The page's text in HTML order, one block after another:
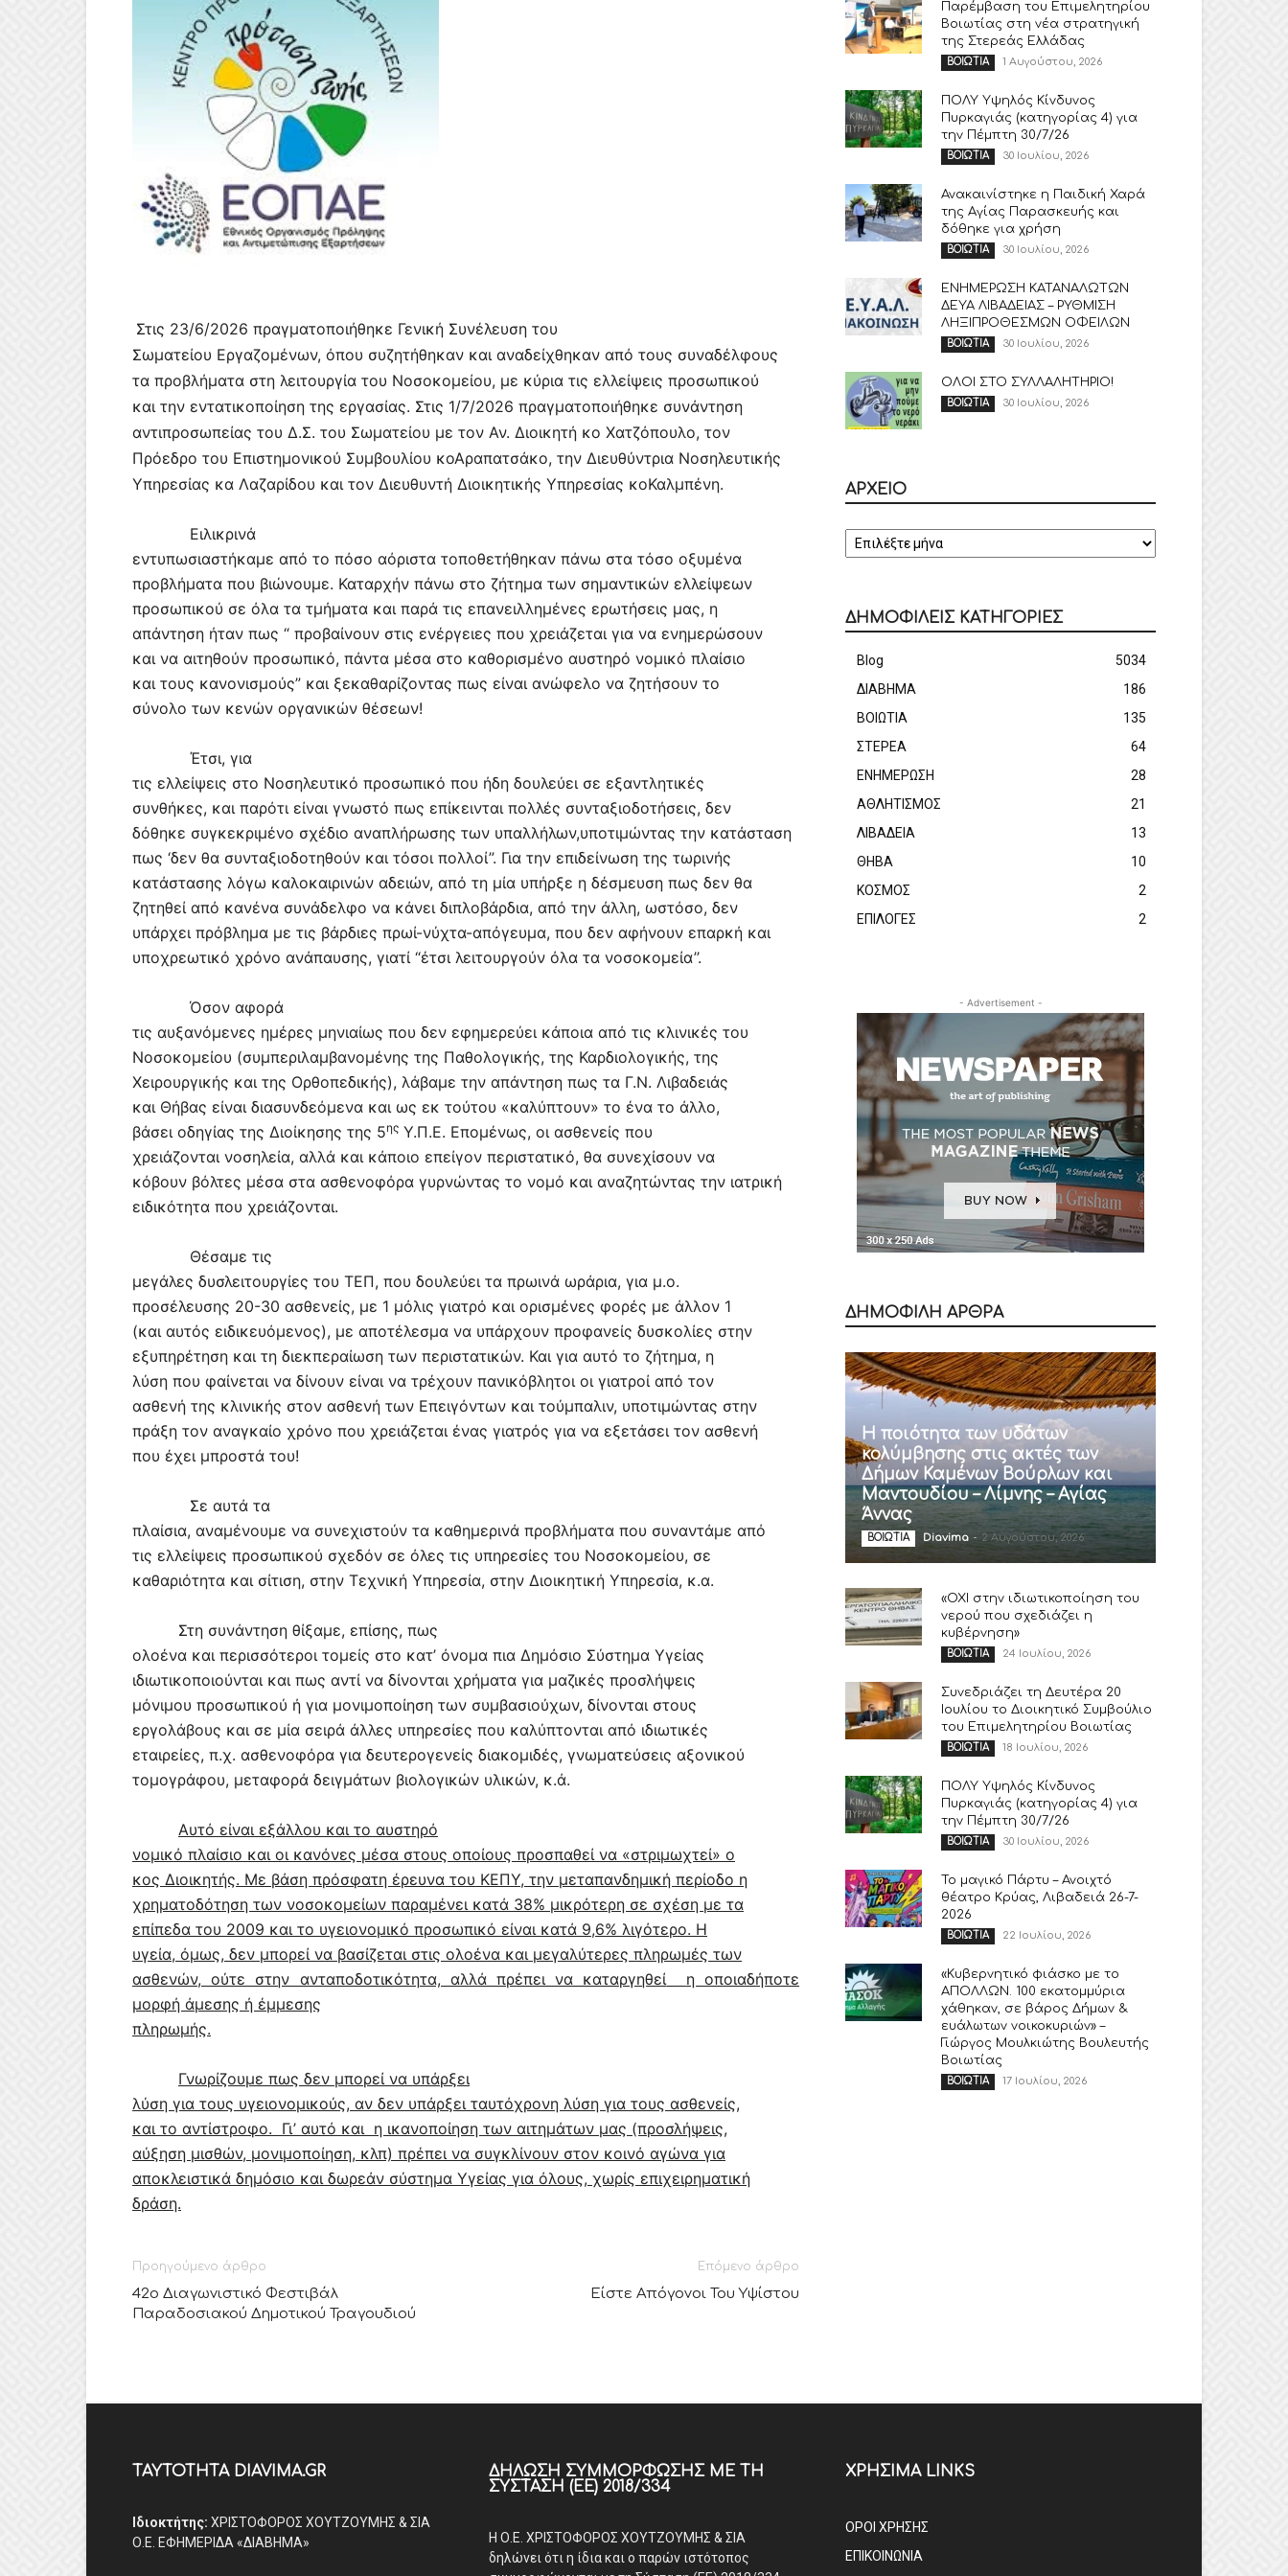
Στις 23/6/2026 πραγματοποιήθηκε Γενική Συνέλευση του
Σωματείου Εργαζομένων, όπου συζητήθηκαν και αναδείχθηκαν από τους συναδέλφους
τα προβλήματα στη λειτουργία του Νοσοκομείου, με κύρια τις ελλείψεις προσωπικού
και την εντατικοποίηση της εργασίας. Στις 1/7/2026 πραγματοποιήθηκε συνάντηση
αντιπροσωπείας του Δ.Σ. του Σωματείου με τον Αν. Διοικητή κο Χατζόπουλο, τον
Πρόεδρο του Επιστημονικού Συμβουλίου κοΑραπατσάκο, την Διευθύντρια Νοσηλευτικής
Υπηρεσίας κα Λαζαρίδου και τον Διευθυντή Διοικητικής Υπηρεσίας κοΚαλμπένη.
Ειλικρινά
εντυπωσιαστήκαμε από το πόσο αόριστα τοποθετήθηκαν πάνω στα τόσο οξυμένα
προβλήματα που βιώνουμε. Καταρχήν πάνω στο ζήτημα των σημαντικών ελλείψεων
προσωπικού σε όλα τα τμήματα και παρά τις επανειλλημένες ερωτήσεις μας, η
απάντηση ήταν πως “ προβαίνουν στις ενέργειες που χρειάζεται για να ενημερώσουν
και να αιτηθούν προσωπικό, πάντα μέσα στο καθορισμένο αυστηρό νομικό πλαίσιο
και τους κανονισμούς” και ξεκαθαρίζοντας πως είναι ανώφελο να ζητήσουν το
σύνολο των κενών οργανικών θέσεων!
Έτσι, για
τις ελλείψεις στο Νοσηλευτικό προσωπικό που ήδη δουλεύει σε εξαντλητικές
συνθήκες, και παρότι είναι γνωστό πως επίκεινται πολλές συνταξιοδοτήσεις, δεν
δόθηκε συγκεκριμένο σχέδιο αναπλήρωσης των υπαλλήλων,υποτιμώντας την κατάσταση
πως ‘δεν θα συνταξιοδοτηθούν και τόσοι πολλοί”. Για την επιδείνωση της τωρινής
κατάστασης λόγω καλοκαιρινών αδειών, από τη μία υπήρξε η δέσμευση πως δεν θα
ζητηθεί από κανένα συνάδελφο να κάνει διπλοβάρδια, από την άλλη, ωστόσο, δεν
υπάρχει πρόβλημα με τις βάρδιες πρωί-νύχτα-απόγευμα, που δεν αφήνουν επαρκή και
υποχρεωτικό χρόνο ανάπαυσης, γιατί “έτσι λειτουργούν όλα τα νοσοκομεία’’.
Όσον αφορά
τις αυξανόμενες ημέρες μηνιαίως που δεν εφημερεύει κάποια από τις κλινικές του
Νοσοκομείου (συμπεριλαμβανομένης της Παθολογικής, της Καρδιολογικής, της
Χειρουργικής και της Ορθοπεδικής), λάβαμε την απάντηση πως τα Γ.Ν. Λιβαδειάς
και Θήβας είναι διασυνδεόμενα και ως εκ τούτου «καλύπτουν» το ένα το άλλο,
βάσει οδηγίας της Διοίκησης της 5ης Υ.Π.Ε. Επομένως, οι ασθενείς που
χρειάζονται νοσηλεία, αλλά και κάποιο επείγον περιστατικό, θα συνεχίσουν να
κόβουν βόλτες μέσα στα ασθενοφόρα γυρνώντας το νομό και αναζητώντας την ιατρική
ειδικότητα που χρειάζονται.
Θέσαμε τις
μεγάλες δυσλειτουργίες του ΤΕΠ, που δουλεύει τα πρωινά ωράρια, για μ.ο.
προσέλευσης 20-30 ασθενείς, με 1 μόλις γιατρό και ορισμένες φορές με άλλον 1
(και αυτός ειδικευόμενος), με αποτέλεσμα να υπάρχουν προφανείς δυσκολίες στην
εξυπηρέτηση και τη διεκπεραίωση των περιστατικών. Και για αυτό το ζήτημα, η
λύση που φαίνεται να δίνουν είναι να τρέχουν πανικόβλητοι οι γιατροί από τον
ασθενή της κλινικής στον ασθενή των Επειγόντων και τούμπαλιν, υποτιμώντας στην
πράξη τον αναγκαίο χρόνο που χρειάζεται ένας γιατρός για να εξετάσει τον ασθενή
που έχει μπροστά του!
Σε αυτά τα
πλαίσια, αναμένουμε να συνεχιστούν τα καθημερινά προβλήματα που συναντάμε από
τις ελλείψεις προσωπικού σχεδόν σε όλες τις υπηρεσίες του Νοσοκομείου, σε
καθαριότητα και σίτιση, στην Τεχνική Υπηρεσία, στην Διοικητική Υπηρεσία, κ.α.
Στη συνάντηση θίξαμε, επίσης, πως
ολοένα και περισσότεροι τομείς στο κατ’ όνομα πια Δημόσιο Σύστημα Υγείας
ιδιωτικοποιούνται και πως αντί να δίνονται χρήματα για μαζικές προσλήψεις
μόνιμου προσωπικού ή για μονιμοποίηση των συμβασιούχων, δίνονται στους
εργολάβους και σε μία σειρά άλλες υπηρεσίες που καλύπτονται από ιδιωτικές
εταιρείες, π.χ. ασθενοφόρα για δευτερογενείς διακομιδές, γνωματεύσεις αξονικού
τομογράφου, μεταφορά δειγμάτων βιολογικών υλικών, κ.ά.
Αυτό είναι εξάλλου και το αυστηρό
νομικό πλαίσιο και οι κανόνες μέσα στους οποίους προσπαθεί να «στριμωχτεί» ο
κος Διοικητής. Με βάση πρόσφατη έρευνα του ΚΕΠΥ, την μεταπανδημική περίοδο η
χρηματοδότηση των νοσοκομείων παραμένει κατά 38% μικρότερη σε σχέση με τα
επίπεδα του 2009 και το υγειονομικό προσωπικό είναι κατά 9,6% λιγότερο. Η
υγεία, όμως, δεν μπορεί να βασίζεται στις ολοένα και μεγαλύτερες πληρωμές των
ασθενών, ούτε στην ανταποδοτικότητα, αλλά πρέπει να καταργηθεί
η οποιαδήποτε
μορφή άμεσης ή έμμεσης
πληρωμής.
Γνωρίζουμε πως δεν μπορεί να υπάρξει
λύση για τους υγειονομικούς, αν δεν υπάρξει ταυτόχρονη λύση για τους ασθενείς,
και το αντίστροφο. Γι’ αυτό και η ικανοποίηση των αιτημάτων μας (προσλήψεις,
αύξηση μισθών, μονιμοποίηση, κλπ) πρέπει να συγκλίνουν στον κοινό αγώνα για
αποκλειστικά δημόσιο και δωρεάν σύστημα Υγείας για όλους, χωρίς επιχειρηματική
δράση.
Προηγούμενο άρθρο
42ο Διαγωνιστικό Φεστιβάλ
Παραδοσιακού Δημοτικού Τραγουδιού
Επόμενο άρθρο
Είστε Απόγονοι Του Υψίστου
Παρέμβαση του Επιμελητηρίου
Βοιωτίας στη νέα στρατηγική
της Στερεάς Ελλάδας
ΒΟΙΩΤΙΑ 1 Αυγούστου, 2026
ΠΟΛΥ Υψηλός Κίνδυνος
Πυρκαγιάς (κατηγορίας 4) για
την Πέμπτη 30/7/26
ΒΟΙΩΤΙΑ 30 Ιουλίου, 2026
Ανακαινίστηκε η Παιδική Χαρά
της Αγίας Παρασκευής και
δόθηκε για χρήση
ΒΟΙΩΤΙΑ 30 Ιουλίου, 2026
ΕΝΗΜΕΡΩΣΗ ΚΑΤΑΝΑΛΩΤΩΝ
ΔΕΥΑ ΛΙΒΑΔΕΙΑΣ – ΡΥΘΜΙΣΗ
ΛΗΞΙΠΡΟΘΕΣΜΩΝ ΟΦΕΙΛΩΝ
ΒΟΙΩΤΙΑ 30 Ιουλίου, 2026
ΟΛΟΙ ΣΤΟ ΣΥΛΛΑΛΗΤΗΡΙΟ!
ΒΟΙΩΤΙΑ 30 Ιουλίου, 2026
ΑΡΧΕΙΟ
ΔΗΜΟΦΙΛΕΙΣ ΚΑΤΗΓΟΡΙΕΣ
Blog
5034
ΔΙΑΒΗΜΑ
186
ΒΟΙΩΤΙΑ
135
ΣΤΕΡΕΑ
64
ΕΝΗΜΕΡΩΣΗ
28
ΑΘΛΗΤΙΣΜΟΣ
21
ΛΙΒΑΔΕΙΑ
13
ΘΗΒΑ
10
ΚΟΣΜΟΣ
2
ΕΠΙΛΟΓΕΣ
2
- Advertisement -
ΔΗΜΟΦΙΛΗ ΑΡΘΡΑ
Η ποιότητα των υδάτων
κολύμβησης στις ακτές των
Δήμων Καμένων Βούρλων και
Μαντουδίου – Λίμνης – Αγίας
Άννας
ΒΟΙΩΤΙΑ Diavima - 2 Αυγούστου, 2026
«ΟΧΙ στην ιδιωτικοποίηση του
νερού που σχεδιάζει η
κυβέρνηση»
ΒΟΙΩΤΙΑ 24 Ιουλίου, 2026
Συνεδριάζει τη Δευτέρα 20
Ιουλίου το Διοικητικό Συμβούλιο
του Επιμελητηρίου Βοιωτίας
ΒΟΙΩΤΙΑ 18 Ιουλίου, 2026
ΠΟΛΥ Υψηλός Κίνδυνος
Πυρκαγιάς (κατηγορίας 4) για
την Πέμπτη 30/7/26
ΒΟΙΩΤΙΑ 30 Ιουλίου, 2026
Το μαγικό Πάρτυ – Ανοιχτό
θέατρο Κρύας, Λιβαδειά 26-7-
2026
ΒΟΙΩΤΙΑ 22 Ιουλίου, 2026
«Κυβερνητικό φιάσκο με το
ΑΠΟΛΛΩΝ. 100 εκατομμύρια
χάθηκαν, σε βάρος Δήμων &
ευάλωτων νοικοκυριών» –
Γιώργος Μουλκιώτης Βουλευτής
Βοιωτίας
ΒΟΙΩΤΙΑ 17 Ιουλίου, 2026
ΤΑΥΤΟΤΗΤΑ DIAVIMA.GR
Ιδιοκτήτης: ΧΡΙΣΤΟΦΟΡΟΣ ΧΟΥΤΖΟΥΜΗΣ & ΣΙΑ
Ο.Ε. ΕΦΗΜΕΡΙΔΑ «ΔΙΑΒΗΜΑ»
ΔΉΛΩΣΗ ΣΥΜΜΌΡΦΩΣΗΣ ΜΕ ΤΗ
ΣΎΣΤΑΣΗ (ΕΕ) 2018/334
Η Ο.Ε. ΧΡΙΣΤΟΦΟΡΟΣ ΧΟΥΤΖΟΥΜΗΣ & ΣΙΑ
δηλώνει ότι η ίδια και ο παρών ιστότοπος
ΧΡΗΣΙΜΑ LINKS
ΟΡΟΙ ΧΡΗΣΗΣ
ΕΠΙΚΟΙΝΩΝΙΑ